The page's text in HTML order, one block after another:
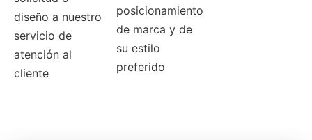
diseño a nuestro
servicio de
atención al
cliente
posicionamiento
de marca y de
su estilo
preferido